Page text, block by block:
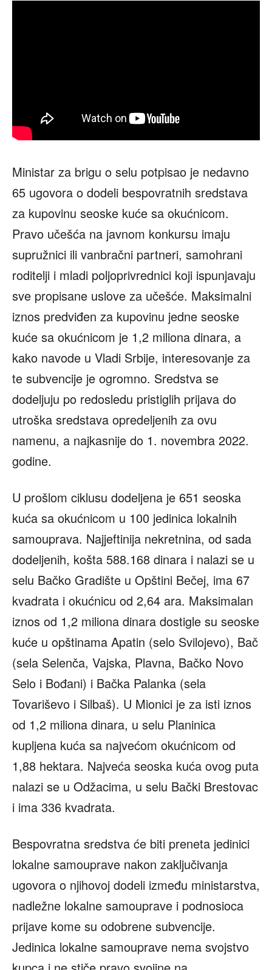
Ministar za brigu o selu potpisao je nedavno
65 ugovora o dodeli bespovratnih sredstava
za kupovinu seoske kuće sa okućnicom.
Pravo učešća na javnom konkursu imaju
supružnici ili vanbračni partneri, samohrani
roditelji i mladi poljoprivrednici koji ispunjavaju
sve propisane uslove za učešće. Maksimalni
iznos predviđen za kupovinu jedne seoske
kuće sa okućnicom je 1,2 miliona dinara, a
kako navode u Vladi Srbije, interesovanje za
te subvencije je ogromno. Sredstva se
dodeljuju po redosledu pristiglih prijava do
utroška sredstava opredeljenih za ovu
namenu, a najkasnije do 1. novembra 2022.
godine.
U prošlom ciklusu dodeljena je 651 seoska
kuća sa okućnicom u 100 jedinica lokalnih
samouprava. Najjeftinija nekretnina, od sada
dodeljenih, košta 588.168 dinara i nalazi se u
selu Bačko Gradište u Opštini Bečej, ima 67
kvadrata i okućnicu od 2,64 ara. Maksimalan
iznos od 1,2 miliona dinara dostigle su seoske
kuće u opštinama Apatin (selo Svilojevo), Bač
(sela Selenča, Vajska, Plavna, Bačko Novo
Selo i Bođani) i Bačka Palanka (sela
Tovariševo i Silbaš). U Mionici je za isti iznos
od 1,2 miliona dinara, u selu Planinica
kupljena kuća sa najvećom okućnicom od
1,88 hektara. Najveća seoska kuća ovog puta
nalazi se u Odžacima, u selu Bački Brestovac
i ima 336 kvadrata.
Bespovratna sredstva će biti preneta jedinici
lokalne samouprave nakon zaključivanja
ugovora o njihovoj dodeli između ministarstva,
nadležne lokalne samouprave i podnosioca
prijave kome su odobrene subvencije.
Jedinica lokalne samouprave nema svojstvo